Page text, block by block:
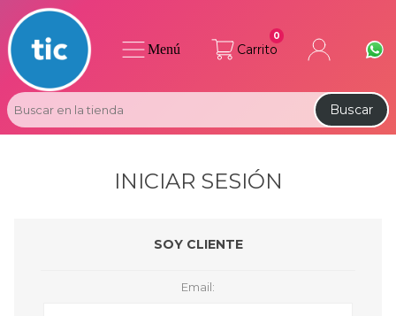
Carrito
0
Buscar
Menú
INICIAR SESIÓN
SOY CLIENTE
Email: